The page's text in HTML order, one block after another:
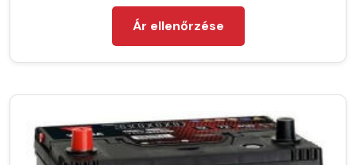
Ár ellenőrzése